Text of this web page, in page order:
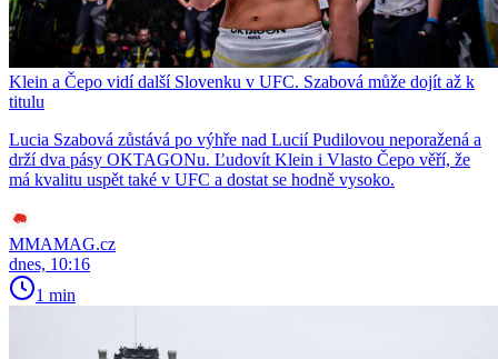
Klein a Čepo vidí další Slovenku v UFC. Szabová může dojít až k
titulu
Lucia Szabová zůstává po výhře nad Lucií Pudilovou neporažená a
drží dva pásy OKTAGONu. Ľudovít Klein i Vlasto Čepo věří, že
má kvalitu uspět také v UFC a dostat se hodně vysoko.
MMAMAG.cz
dnes, 10:16
1 min